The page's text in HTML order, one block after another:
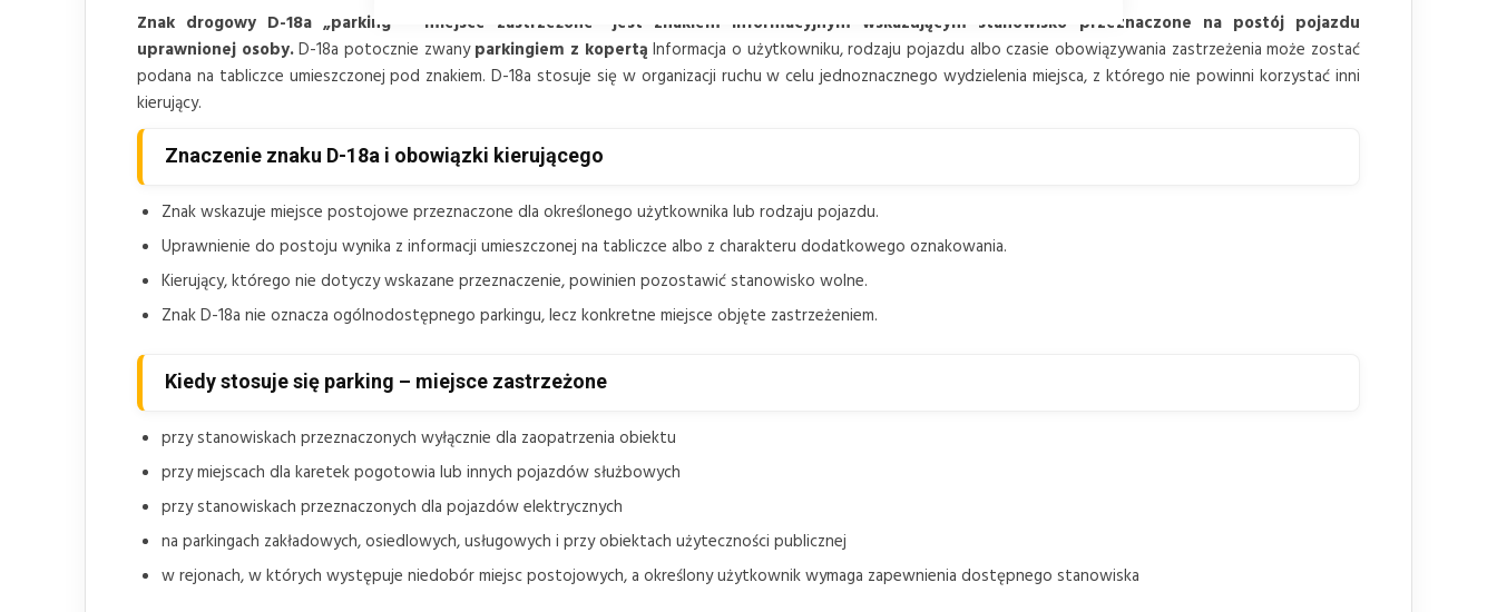
Znak drogowy D-18a „parking – miejsce zastrzeżone” jest znakiem informacyjnym wskazującym stanowisko przeznaczone na postój pojazdu
uprawnionej osoby.D-18a potocznie zwanyparkingiem z kopertą Informacja o użytkowniku, rodzaju pojazdu albo czasie obowiązywania zastrzeżenia może zostać
podana na tabliczce umieszczonej pod znakiem. D-18a stosuje się w organizacji ruchu w celu jednoznacznego wydzielenia miejsca, z którego nie powinni korzystać inni
kierujący.
Znaczenie znaku D-18a i obowiązki kierującego
Znak wskazuje miejsce postojowe przeznaczone dla określonego użytkownika lub rodzaju pojazdu.
Uprawnienie do postoju wynika z informacji umieszczonej na tabliczce albo z charakteru dodatkowego oznakowania.
Kierujący, którego nie dotyczy wskazane przeznaczenie, powinien pozostawić stanowisko wolne.
Znak D-18a nie oznacza ogólnodostępnego parkingu, lecz konkretne miejsce objęte zastrzeżeniem.
Kiedy stosuje się parking – miejsce zastrzeżone
przy stanowiskach przeznaczonych wyłącznie dla zaopatrzenia obiektu
przy miejscach dla karetek pogotowia lub innych pojazdów służbowych
przy stanowiskach przeznaczonych dla pojazdów elektrycznych
na parkingach zakładowych, osiedlowych, usługowych i przy obiektach użyteczności publicznej
w rejonach, w których występuje niedobór miejsc postojowych, a określony użytkownik wymaga zapewnienia dostępnego stanowiska